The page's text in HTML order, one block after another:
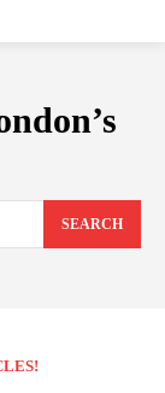
SEARCH